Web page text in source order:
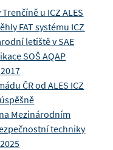
u ICZ ALES
FAT systému ICZ
letiště v SAE
SOŠ AQAP
ČR od ALES ICZ
Mezinárodním
techniky